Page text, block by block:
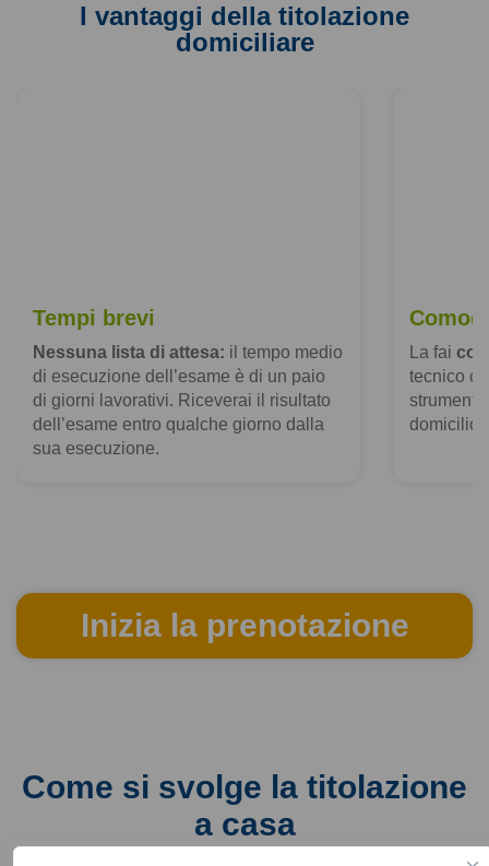
I vantaggi della titolazione
domiciliare
Tempi brevi
Nessuna lista di attesa: il tempo medio
di esecuzione dell’esame è di un paio
di giorni lavorativi. Riceverai il risultato
dell’esame entro qualche giorno dalla
sua esecuzione.
La fai
tecnico
domicilio.
Inizia la prenotazione
Come si svolge la titolazione
a casa